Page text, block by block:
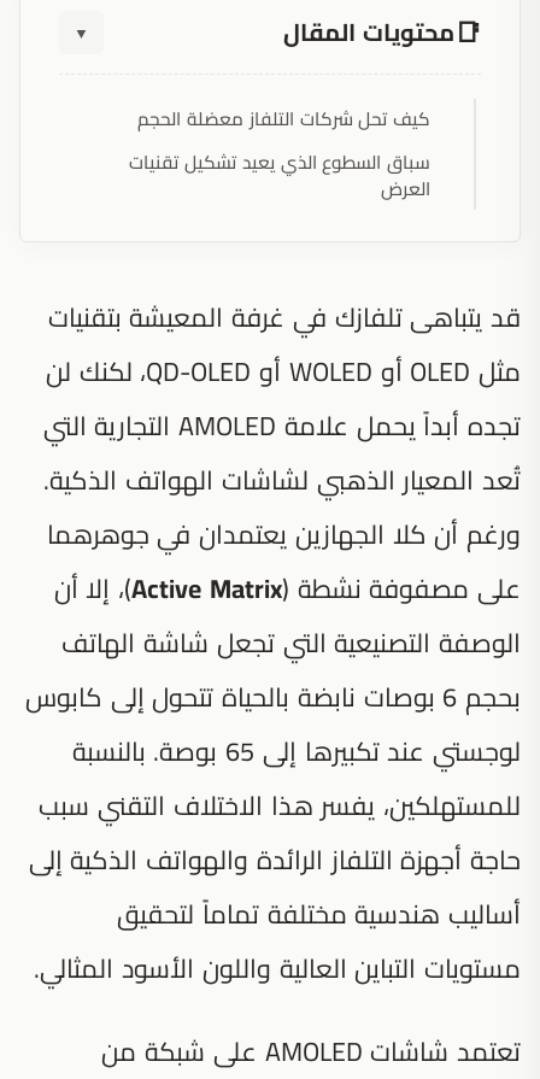
محتويات المقال ▼
كيف تحل شركات التلفاز معضلة الحجم
سباق السطوع الذي يعيد تشكيل تقنيات
العرض
قد يتباهى تلفازك في غرفة المعيشة بتقنيات
مثل OLED أو WOLED أو QD-OLED، لكنك لن
تجده أبداً يحمل علامة AMOLED التجارية التي
تُعد المعيار الذهبي لشاشات الهواتف الذكية.
ورغم أن كلا الجهازين يعتمدان في جوهرهما
على مصفوفة نشطة (Active Matrix)، إلا أن
الوصفة التصنيعية التي تجعل شاشة الهاتف
بحجم 6 بوصات نابضة بالحياة تتحول إلى كابوس
لوجستي عند تكبيرها إلى 65 بوصة. بالنسبة
للمستهلكين، يفسر هذا الاختلاف التقني سبب
حاجة أجهزة التلفاز الرائدة والهواتف الذكية إلى
أساليب هندسية مختلفة تماماً لتحقيق
مستويات التباين العالية واللون الأسود المثالي.
تعتمد شاشات AMOLED على شبكة من